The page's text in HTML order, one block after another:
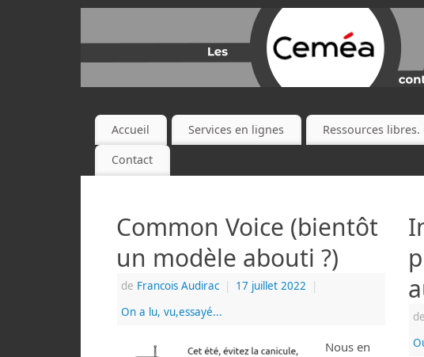
Accueil Services en lignes Ressources libres.
Contact
Common Voice (bientôt
un modèle abouti ?)
de Francois Audirac | 17 juillet 2022
|
On a lu, vu,essayé...
Nous en